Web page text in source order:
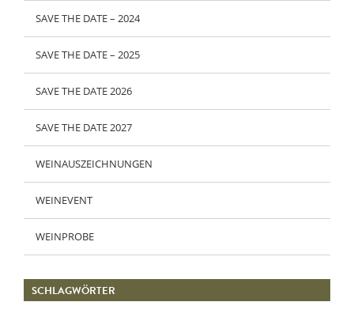
SAVE THE DATE – 2024
SAVE THE DATE – 2025
SAVE THE DATE 2026
SAVE THE DATE 2027
WEINAUSZEICHNUNGEN
WEINEVENT
WEINPROBE
SCHLAGWÖRTER